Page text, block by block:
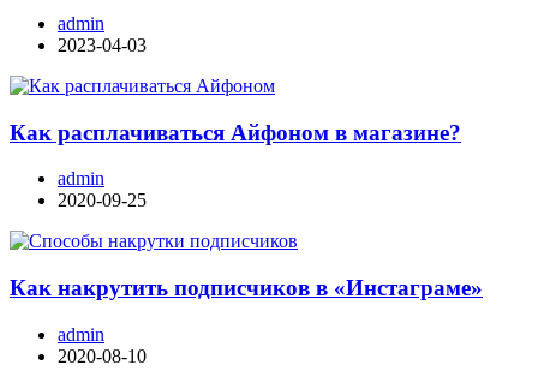
admin
2023-04-03
Как расплачиваться Айфоном в магазине?
admin
2020-09-25
Как накрутить подписчиков в «Инстаграме»
admin
2020-08-10